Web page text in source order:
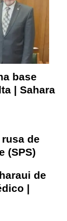
base
| Sahara
de
(SPS)
de
|